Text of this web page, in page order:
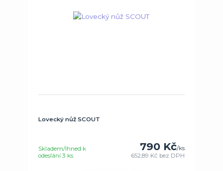
Lovecký nůž SCOUT
790 Kč/ks
652,89 Kč bez DPH
Skladem/Ihned k
odeslání 3 ks